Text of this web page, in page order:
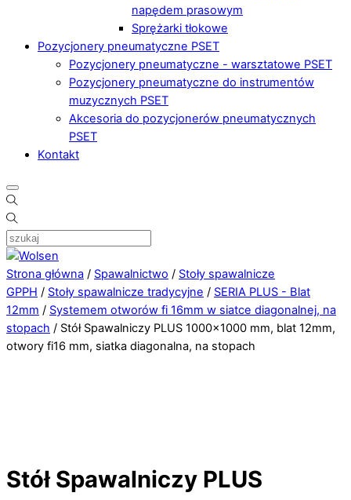
napędem prasowym
Sprężarki tłokowe
Pozycjonery pneumatyczne PSET
Pozycjonery pneumatyczne - warsztatowe PSET
Pozycjonery pneumatyczne do instrumentów
muzycznych PSET
Akcesoria do pozycjonerów pneumatycznych
PSET
Kontakt
Strona główna / Spawalnictwo / Stoły spawalnicze
GPPH / Stoły spawalnicze tradycyjne / SERIA PLUS - Blat
12mm / Systemem otworów fi 16mm w siatce diagonalnej, na
stopach / Stół Spawalniczy PLUS 1000×1000 mm, blat 12mm,
otwory fi16 mm, siatka diagonalna, na stopach
Stół Spawalniczy PLUS